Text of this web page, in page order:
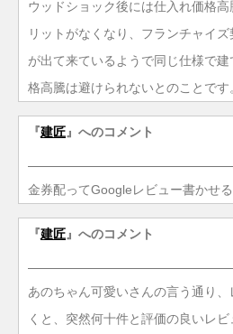
ウッドショック後には仕入れ価格
リットがなくなり、フランチャイ
が出て来ているようで同じ仕様で
格高騰は避けられないとのことです
『建匠 』へのコメント
金券配ってGoogleレビュー書かせ
『建匠』へのコメント
あのちゃん可愛いさんの言う通り
くと、突然何十件と評価の良いレビ